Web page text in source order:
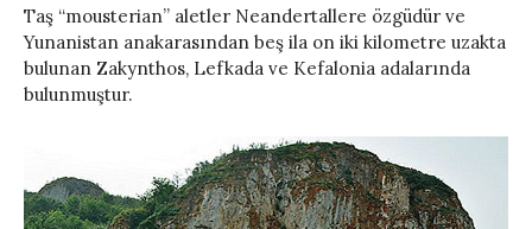
Taş “mousterian” aletler Neandertallere özgüdür ve
Yunanistan anakarasından beş ila on iki kilometre uzakta
bulunan Zakynthos, Lefkada ve Kefalonia adalarında
bulunmuştur.